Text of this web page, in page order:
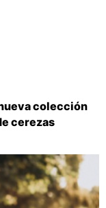
colección
cerezas